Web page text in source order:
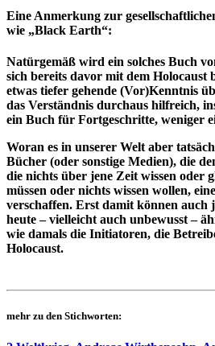
Eine Anmerkung zur
wie „Black Earth“:
Natürgemäß wird ein solches Buch
sich bereits davor mit dem Holocaust
etwas tiefer gehende (Vor)Kenntnis
das Verständnis durchaus hilfreich,
ein Buch für Fortgeschritte, weniger
Woran es in unserer Welt aber
Bücher (oder sonstige Medien), die
die nichts über jene Zeit wissen oder
müssen oder nichts wissen wollen,
verschaffen. Erst damit können auch
heute – vielleicht auch unbewusst –
wie damals die Initiatoren, die
Holocaust.
mehr zu den Stichworten: